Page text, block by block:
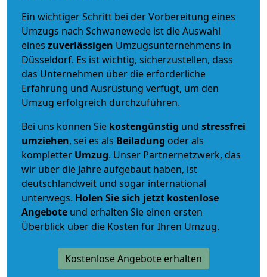
Ein wichtiger Schritt bei der Vorbereitung eines
Umzugs nach Schwanewede ist die Auswahl
eines zuverlässigen Umzugsunternehmens in
Düsseldorf. Es ist wichtig, sicherzustellen, dass
das Unternehmen über die erforderliche
Erfahrung und Ausrüstung verfügt, um den
Umzug erfolgreich durchzuführen.
Bei uns können Sie kostengünstig und stressfrei
umziehen, sei es als Beiladung oder als
kompletter Umzug. Unser Partnernetzwerk, das
wir über die Jahre aufgebaut haben, ist
deutschlandweit und sogar international
unterwegs. Holen Sie sich jetzt kostenlose
Angebote und erhalten Sie einen ersten
Überblick über die Kosten für Ihren Umzug.
Kostenlose Angebote erhalten